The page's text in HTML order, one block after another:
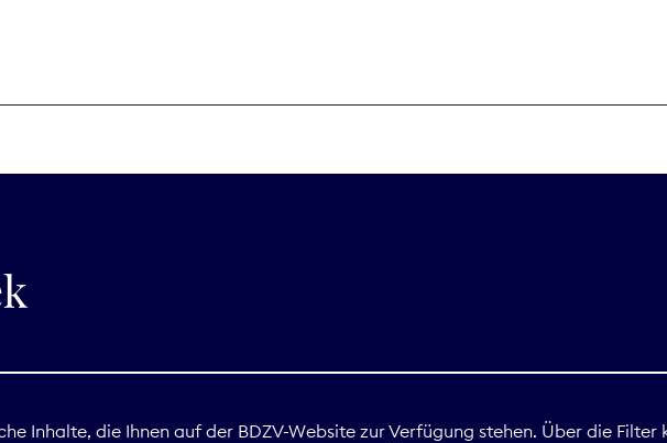
GmbH
Inhalte, die Ihnen auf der BDZV-Website zur Verfügung stehen. Über die Filter